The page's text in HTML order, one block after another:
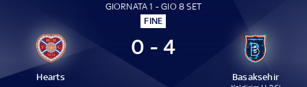
GIORNATA 1 - GIO 8 SET
FINE
Hearts
0 - 4
Basaksehir